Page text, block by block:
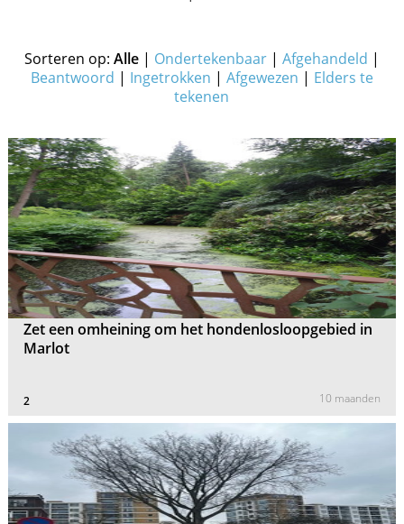
Sorteren op: Alle| Ondertekenbaar| Afgehandeld |
Beantwoord | Ingetrokken | Afgewezen | Elders te
tekenen
Zet een omheining om het hondenlosloopgebied in
Marlot
2 10 maanden